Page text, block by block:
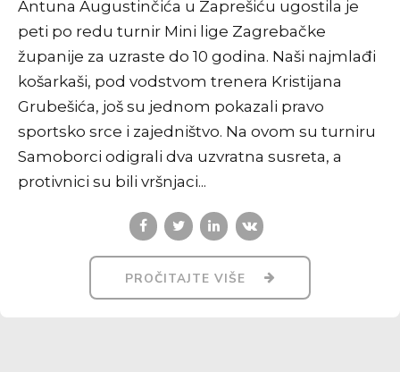
Antuna Augustinčića u Zaprešiću ugostila je
peti po redu turnir Mini lige Zagrebačke
županije za uzraste do 10 godina. Naši najmlađi
košarkaši, pod vodstvom trenera Kristijana
Grubešića, još su jednom pokazali pravo
sportsko srce i zajedništvo. Na ovom su turniru
Samoborci odigrali dva uzvratna susreta, a
protivnici su bili vršnjaci...
PROČITAJTE VIŠE